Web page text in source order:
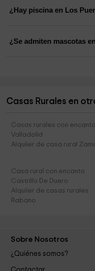
¿Hay piscina en Los
¿Se admiten mascotas
Casas Rurales en
Casas rurales con encanto
Valladolid
Alquiler de casa rural
Casa rural con encanto
Castrillo De Duero
Alquiler de casas rurales
Rabano
Sobre Nosotros
¿Quiénes somos?